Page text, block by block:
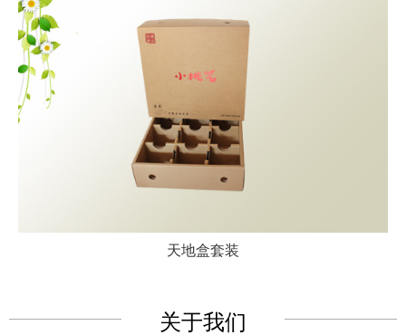
天地盒套装
关于我们